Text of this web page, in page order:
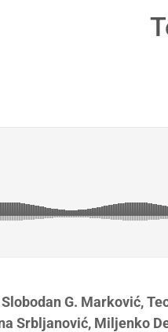
G. Marković,
Srbljanović, Miljenko